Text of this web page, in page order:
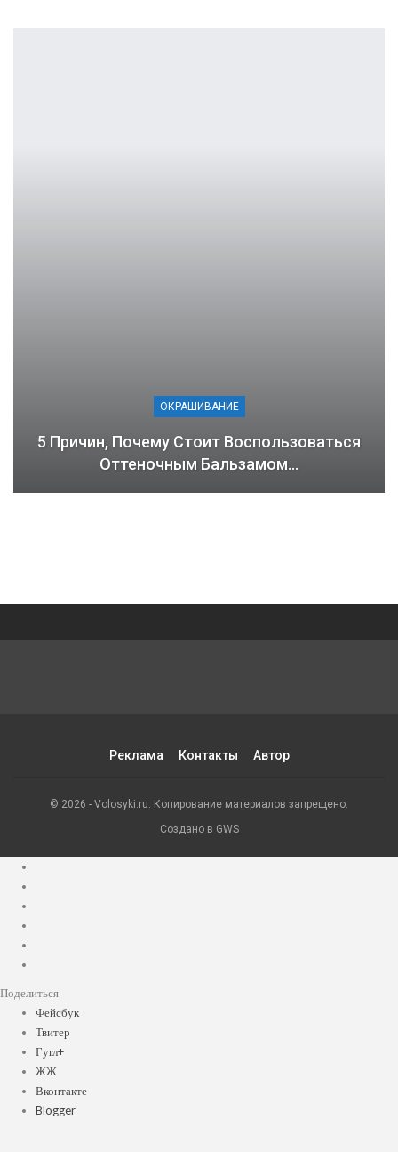
ОКРАШИВАНИЕ
5 Причин, Почему Стоит Воспользоваться
Оттеночным Бальзамом…
Реклама Контакты Автор
© 2026 - Volosyki.ru. Копирование материалов запрещено.
Создано в GWS
Поделиться
Фейсбук
Твитер
Гугл+
ЖЖ
Вконтакте
Blogger